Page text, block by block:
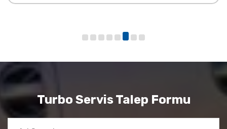
Turbo Servis Talep Formu